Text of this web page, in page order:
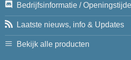
Bedrijfsinformatie /
Laatste nieuws, info & Updates
Bekijk alle producten